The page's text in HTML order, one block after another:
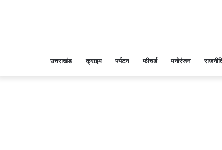
उत्तराखंड क्राइम पर्यटन फीचर्ड मनोरंजन